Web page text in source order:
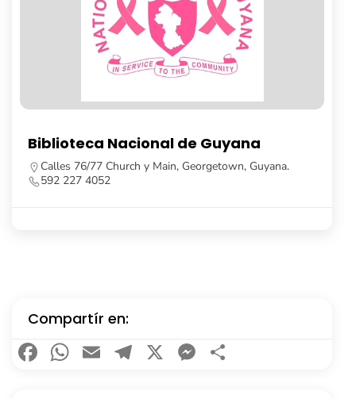
Theatre Guild of Guyana Inc.
Parade Street, Kingston, Georgetown, Guyana.
592 225 4033
Compartír en:
Facebook
WhatsApp
EmailTelegram
X Messenger